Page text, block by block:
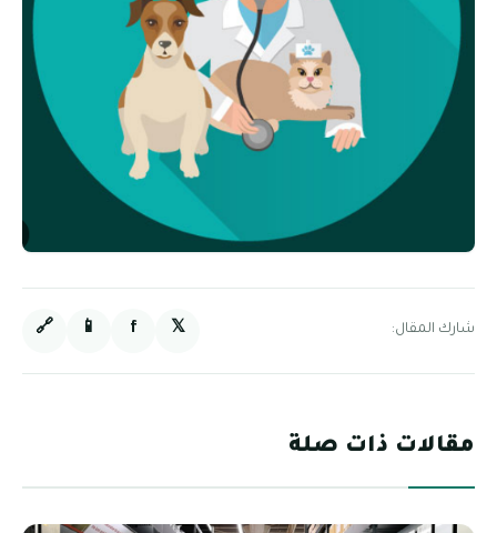
شارك المقال: 𝕏
f
📱
🔗
مقالات ذات صلة